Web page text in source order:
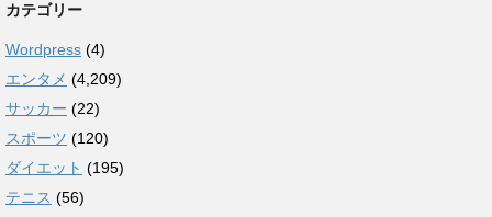
カテゴリー
Wordpress (4)
エンタメ (4,209)
サッカー (22)
スポーツ (120)
ダイエット (195)
テニス (56)